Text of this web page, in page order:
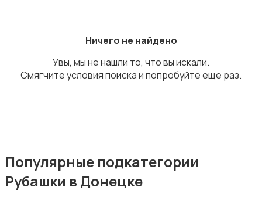
Ничего не найдено
Увы, мы не нашли то, что вы искали.
Смягчите условия поиска и попробуйте еще раз.
Популярные подкатегории
Рубашки в Донецке